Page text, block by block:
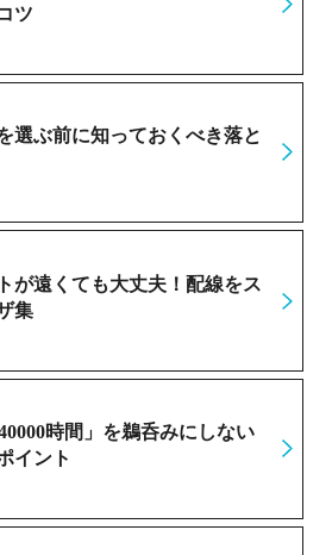
ツ
選ぶ前に知っておくべき落と
が遠くても大丈夫！配線をス
集
時間」を鵜呑みにしない
イント